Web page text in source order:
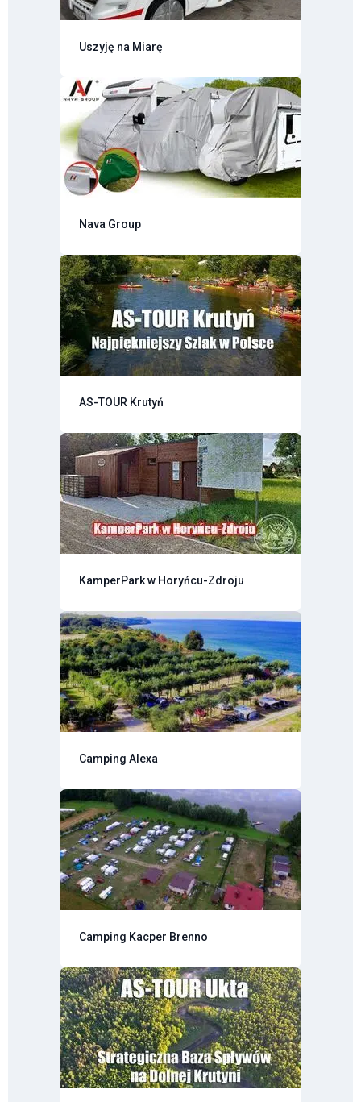
Uszyję na Miarę
Nava Group
AS-TOUR Krutyń
KamperPark w Horyńcu-Zdroju
Camping Alexa
Camping Kacper Brenno